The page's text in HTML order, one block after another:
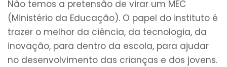
Não temos a pretensão de virar um MEC
(Ministério da Educação). O papel do instituto é
trazer o melhor da ciência, da tecnologia, da
inovação, para dentro da escola, para ajudar
no desenvolvimento das crianças e dos jovens.